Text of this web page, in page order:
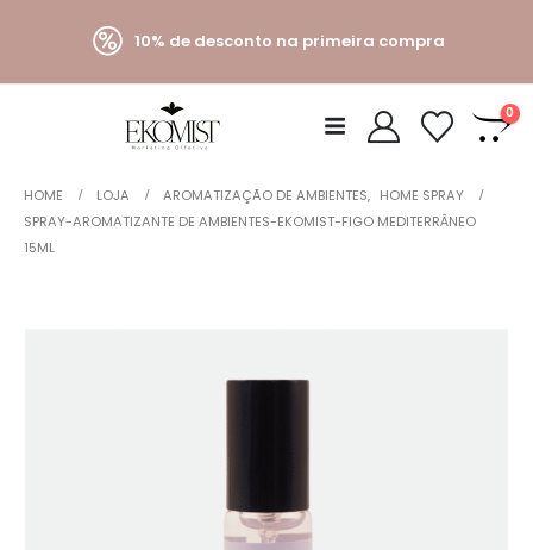
10% de desconto na primeira compra
0
HOME LOJA AROMATIZAÇÃO DE AMBIENTES, HOME SPRAY
SPRAY-AROMATIZANTE DE AMBIENTES-EKOMIST-FIGO MEDITERRÂNEO
15ML